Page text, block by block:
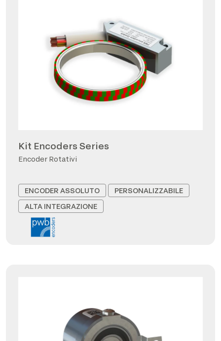
Kit Encoders Series
Encoder Rotativi
ENCODER ASSOLUTO
PERSONALIZZABILE
ALTA INTEGRAZIONE